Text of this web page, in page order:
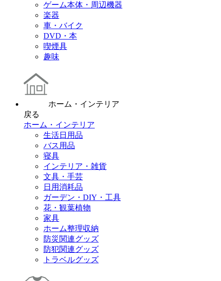
ゲーム本体・周辺機器
楽器
車・バイク
DVD・本
喫煙具
趣味
ホーム・インテリア
戻る
ホーム・インテリア
生活日用品
バス用品
寝具
インテリア・雑貨
文具・手芸
日用消耗品
ガーデン・DIY・工具
花・観葉植物
家具
ホーム整理収納
防災関連グッズ
防犯関連グッズ
トラベルグッズ